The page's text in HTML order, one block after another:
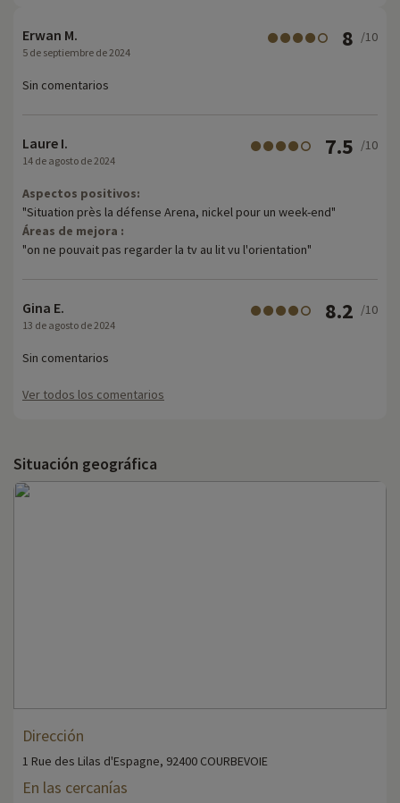
Erwan M.
5 de septiembre de 2024
8 /10
Sin comentarios
Laure I.
14 de agosto de 2024
7.5 /10
Aspectos positivos:
"Situation près la défense Arena, nickel pour un week-end"
Áreas de mejora :
"on ne pouvait pas regarder la tv au lit vu l'orientation"
Gina E.
13 de agosto de 2024
8.2 /10
Sin comentarios
Ver todos los comentarios
Situación geográfica
Dirección
1 Rue des Lilas d'Espagne, 92400 COURBEVOIE
En las cercanías